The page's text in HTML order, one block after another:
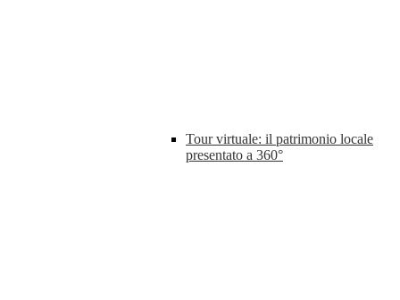
Tour virtuale: il patrimonio locale
presentato a 360°